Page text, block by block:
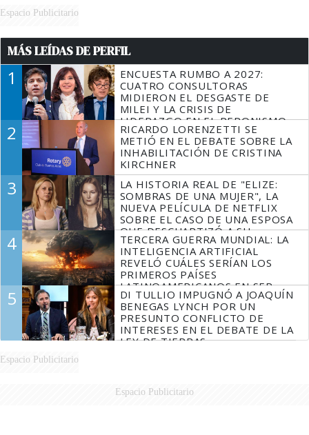
Espacio Publicitario
MÁS LEÍDAS DE PERFIL
1
ENCUESTA RUMBO A 2027:
CUATRO CONSULTORAS
MIDIERON EL DESGASTE DE
MILEI Y LA CRISIS DE
LIDERAZGO EN EL PERONISMO
2
RICARDO LORENZETTI SE
METIÓ EN EL DEBATE SOBRE LA
INHABILITACIÓN DE CRISTINA
KIRCHNER
3
LA HISTORIA REAL DE "ELIZE:
SOMBRAS DE UNA MUJER", LA
NUEVA PELÍCULA DE NETFLIX
SOBRE EL CASO DE UNA ESPOSA
QUE DESCUARTIZÓ A SU
MARIDO
4
TERCERA GUERRA MUNDIAL: LA
INTELIGENCIA ARTIFICIAL
REVELÓ CUÁLES SERÍAN LOS
PRIMEROS PAÍSES
LATINOAMERICANOS EN SER
DERROTADOS
5
DI TULLIO IMPUGNÓ A JOAQUÍN
BENEGAS LYNCH POR UN
PRESUNTO CONFLICTO DE
INTERESES EN EL DEBATE DE LA
LEY DE TIERRAS
Espacio Publicitario
Espacio Publicitario